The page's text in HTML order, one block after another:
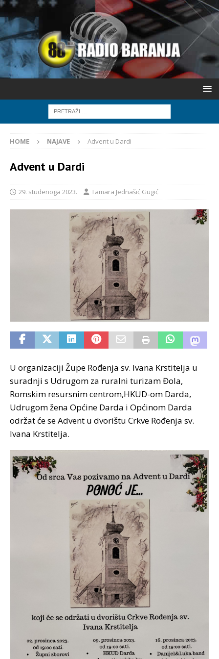
HOME NAJAVE Advent u Dardi
Advent u Dardi
29. studenoga 2023. Tamara Jednašić Gugić
U organizaciji Župe Rođenja sv. Ivana Krstitelja u
suradnji s Udrugom za ruralni turizam Đola,
Romskim resursnim centrom,HKUD-om Darda,
Udrugom žena Općine Darda i Općinom Darda
održat će se Advent u dvorištu Crkve Rođenja sv.
Ivana Krstitelja.